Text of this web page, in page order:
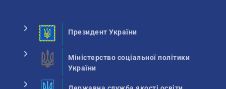
Президент України
Міністерство соціальної політики
України